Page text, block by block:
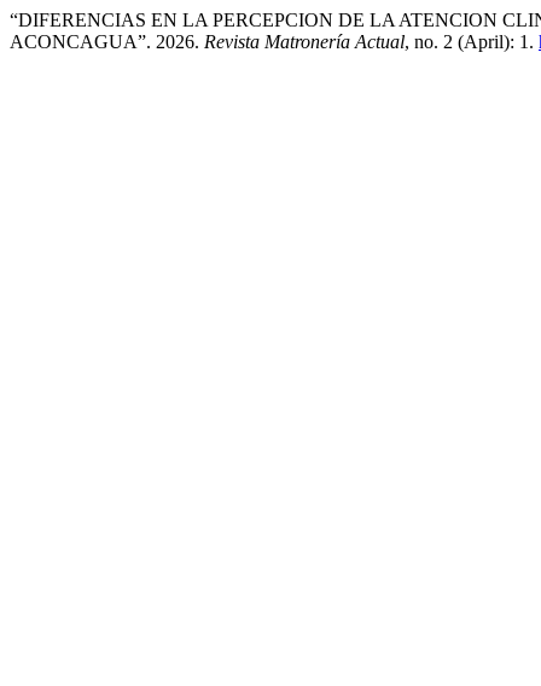
“DIFERENCIAS EN LA PERCEPCION DE LA ATENCION
ACONCAGUA”. 2026. Revista Matronería Actual, no. 2 (April): 1.